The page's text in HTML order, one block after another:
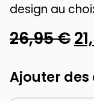
design au
26,95€Le
Ajouter des